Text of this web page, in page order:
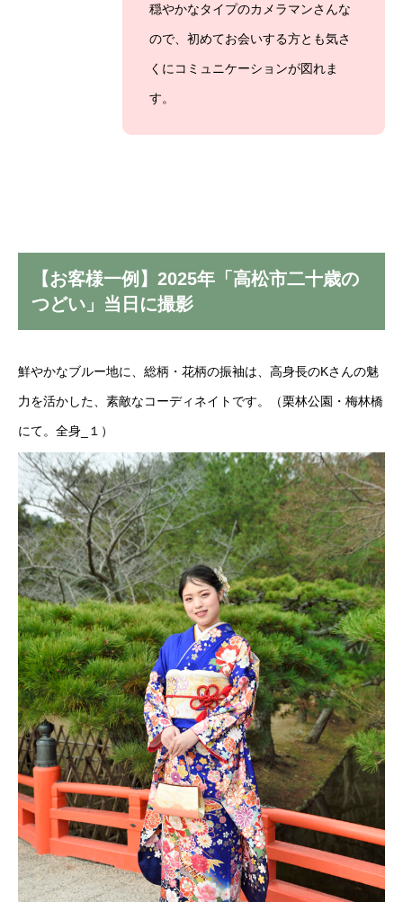
穏やかなタイプのカメラマンさんな
ので、初めてお会いする方とも気さ
くにコミュニケーションが図れま
す。
【お客様一例】2025年「高松市二十歳の
つどい」当日に撮影
鮮やかなブルー地に、総柄・花柄の振袖は、高身長のKさんの魅
力を活かした、素敵なコーディネイトです。（栗林公園・梅林橋
にて。全身_１）